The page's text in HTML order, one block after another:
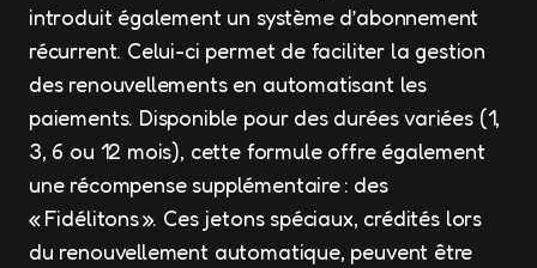
introduit également un système d’abonnement
récurrent. Celui-ci permet de faciliter la gestion
des renouvellements en automatisant les
paiements. Disponible pour des durées variées (1,
3, 6 ou 12 mois), cette formule offre également
une récompense supplémentaire : des
« Fidélitons ». Ces jetons spéciaux, crédités lors
du renouvellement automatique, peuvent être